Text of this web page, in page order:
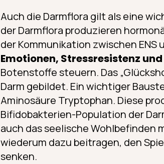
Auch die Darmflora gilt als eine
der Darmflora produzieren
der Kommunikation zwischen ENS
Emotionen, Stressresistenz
Botenstoffe steuern. Das
Darm gebildet. Ein wichtiger
Aminosäure Tryptophan. Diese
Bifidobakterien-Population der
auch das seelische Wohlbefinden
wiederum dazu beitragen, den
senken.